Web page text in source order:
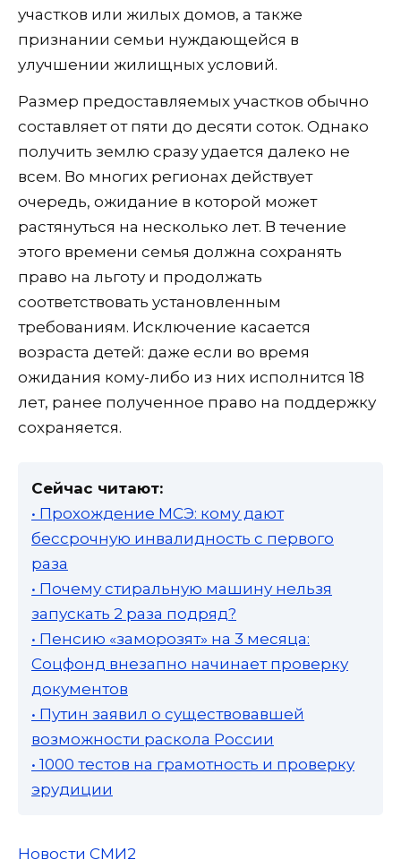
участков или жилых домов, а также
признании семьи нуждающейся в
улучшении жилищных условий.
Размер предоставляемых участков обычно
составляет от пяти до десяти соток. Однако
получить землю сразу удается далеко не
всем. Во многих регионах действует
очередь, ожидание в которой может
растянуться на несколько лет. В течение
этого времени семья должна сохранять
право на льготу и продолжать
соответствовать установленным
требованиям. Исключение касается
возраста детей: даже если во время
ожидания кому-либо из них исполнится 18
лет, ранее полученное право на поддержку
сохраняется.
Сейчас читают:
• Прохождение МСЭ: кому дают
бессрочную инвалидность с первого
раза
• Почему стиральную машину нельзя
запускать 2 раза подряд?
• Пенсию «заморозят» на 3 месяца:
Соцфонд внезапно начинает проверку
документов
• Путин заявил о существовавшей
возможности раскола России
• 1000 тестов на грамотность и проверку
эрудиции
Новости СМИ2